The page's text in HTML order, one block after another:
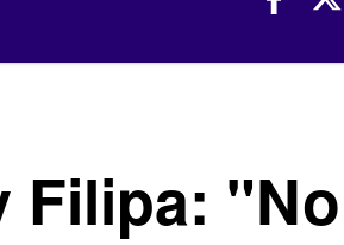
Filipa: